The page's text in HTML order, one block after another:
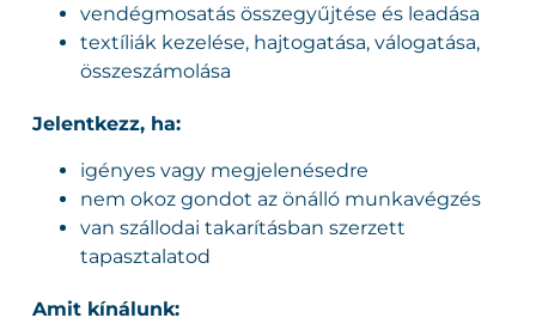
vendégmosatás összegyűjtése és leadása
textíliák kezelése, hajtogatása, válogatása,
összeszámolása
Jelentkezz, ha:
igényes vagy megjelenésedre
nem okoz gondot az önálló munkavégzés
van szállodai takarításban szerzett
tapasztalatod
Amit kínálunk: